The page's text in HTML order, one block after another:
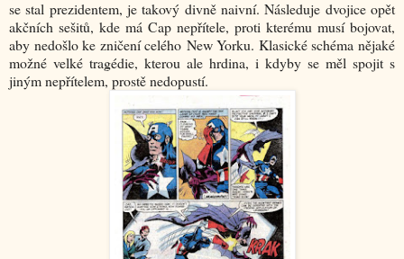
se stal prezidentem, je takový divně naivní. Následuje dvojice opět
akčních sešitů, kde má Cap nepřítele, proti kterému musí bojovat,
aby nedošlo ke zničení celého New Yorku. Klasické schéma nějaké
možné velké tragédie, kterou ale hrdina, i kdyby se měl spojit s
jiným nepřítelem, prostě nedopustí.